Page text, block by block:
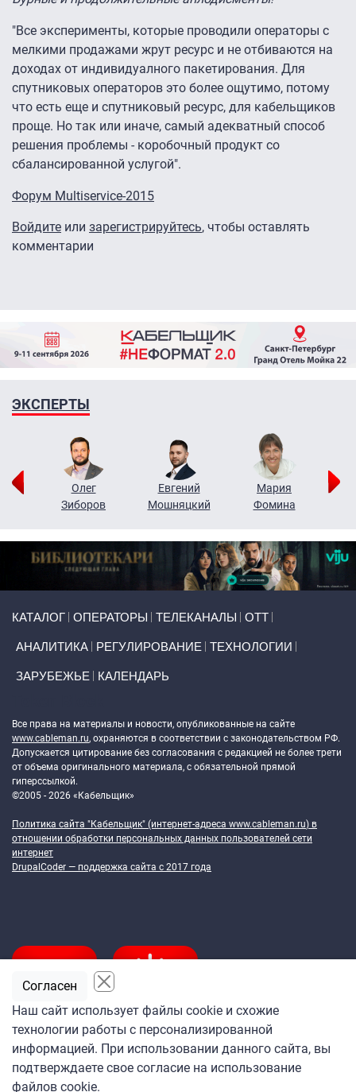
"Все эксперименты, которые проводили операторы с
мелкими продажами жрут ресурс и не отбиваются на
доходах от индивидуалного пакетирования. Для
спутниковых операторов это более ощутимо, потому
что есть еще и спутниковый ресурс, для кабельщиков
проще. Но так или иначе, самый адекватный способ
решения проблемы - коробочный продукт со
сбалансированной услугой".
Форум Multiservice-2015
Войдите или зарегистрируйтесь, чтобы оставлять
комментарии
ЭКСПЕРТЫ
Олег
Зиборов
Евгений
Мошняцкий
Мария
Фомина
КАТАЛОГ ОПЕРАТОРЫ ТЕЛЕКАНАЛЫ ОТТ
АНАЛИТИКА РЕГУЛИРОВАНИЕ ТЕХНОЛОГИИ
ЗАРУБЕЖЬЕ КАЛЕНДАРЬ
Все права на материалы и новости, опубликованные на сайте
www.cableman.ru, охраняются в соответствии с законодательством РФ.
Допускается цитирование без согласования с редакцией не более трети
от объема оригинального материала, с обязательной прямой
гиперссылкой.
©2005 - 2026 «Кабельщик»
Политика сайта "Кабельщик" (интернет-адреса www.cableman.ru) в
отношении обработки персональных данных пользователей сети
интернет
DrupalCoder — поддержка сайта c 2017 года
Подпишитесь
на ежедневную рассылку
«Кабельщика»
Наш сайт использует файлы cookie и схожие
технологии работы с персонализированной
информацией. При использовании данного сайта, вы
подтверждаете свое согласие на использование
файлов cookie.
Согласен